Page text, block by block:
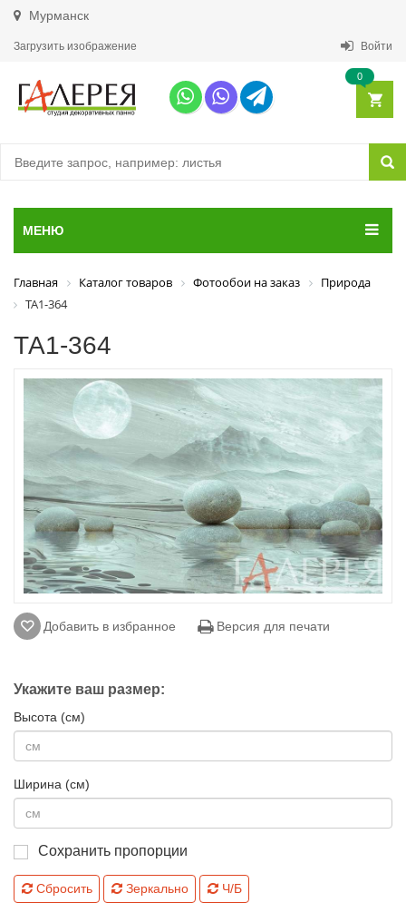
Мурманск
Загрузить изображение Войти
0
МЕНЮ
Главная Каталог товаров Фотообои на заказ
Природа
ТА1-364
ТА1-364
Добавить в избранное Версия для печати
Укажите ваш размер:
Высота (см)
Ширина (см)
Сохранить пропорции
Сбросить Зеркально Ч/Б